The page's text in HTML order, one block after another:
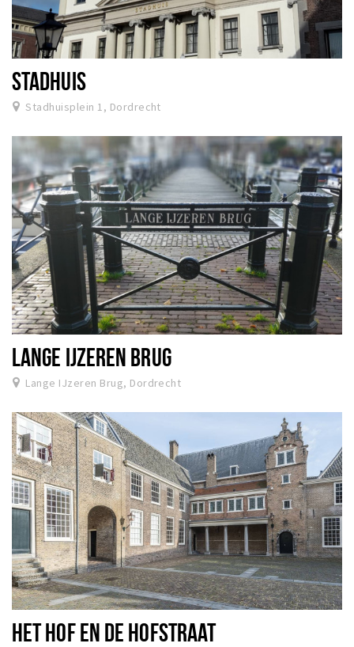
STADHUIS
Stadhuisplein 1, Dordrecht
LANGE IJZEREN BRUG
Lange IJzeren Brug, Dordrecht
HET HOF EN DE HOFSTRAAT